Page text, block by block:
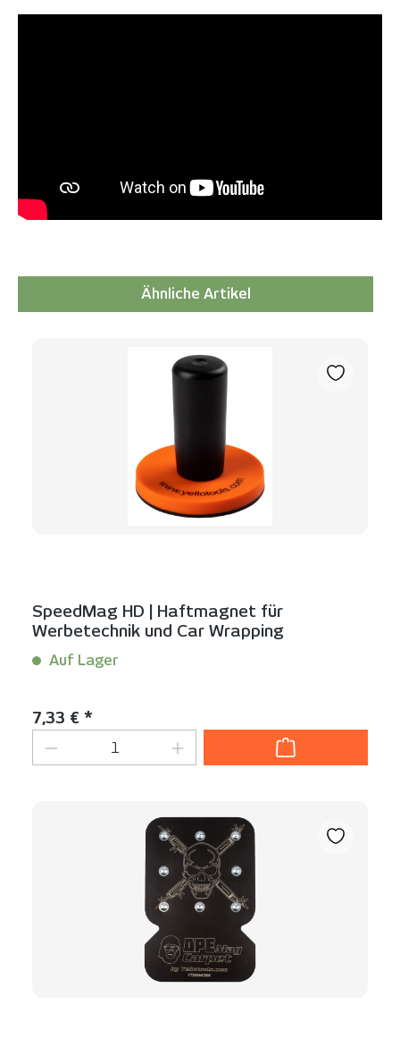
Ähnliche Artikel
SpeedMag HD | Haftmagnet für
Werbetechnik und Car Wrapping
Auf Lager
Regulärer Preis:
7,33 € *
Produkt Anzahl: Gib den